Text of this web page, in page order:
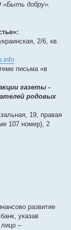
добру».
2/6, кв.
письма «в
газеты -
родовых
19, правая
107 номер), 2
развитие
указав
–